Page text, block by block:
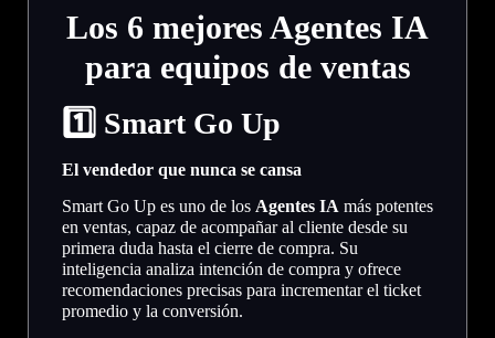
Los 6 mejores Agentes IA
para equipos de ventas
1️ ⃣ Smart Go Up
El vendedor que nunca se cansa
Smart Go Up es uno de los Agentes IA más potentes
en ventas, capaz de acompañar al cliente desde su
primera duda hasta el cierre de compra. Su
inteligencia analiza intención de compra y ofrece
recomendaciones precisas para incrementar el ticket
promedio y la conversión.